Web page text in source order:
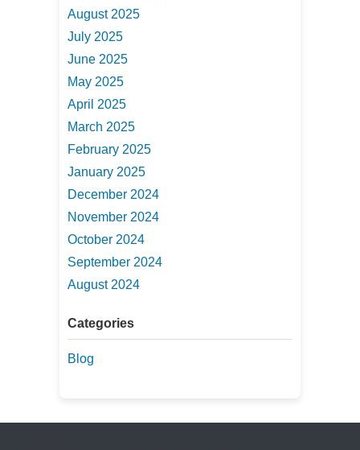
August 2025
July 2025
June 2025
May 2025
April 2025
March 2025
February 2025
January 2025
December 2024
November 2024
October 2024
September 2024
August 2024
Categories
Blog